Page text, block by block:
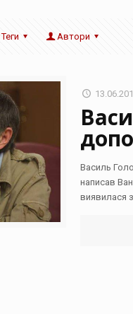
Теги Автори
Василь
написав
виявилася